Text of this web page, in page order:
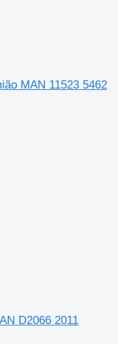
MAN 11523 5462
D2066 2011